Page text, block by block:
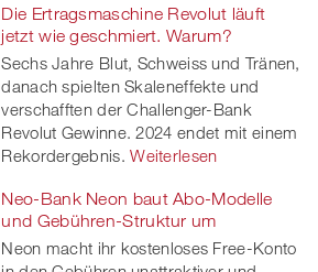
Die Ertragsmaschine Revolut läuft
jetzt wie geschmiert. Warum?
Sechs Jahre Blut, Schweiss und Tränen,
danach spielten Skaleneffekte und
verschafften der Challenger-Bank
Revolut Gewinne. 2024 endet mit einem
Rekordergebnis. Weiterlesen
Neo-Bank Neon baut Abo-Modelle
und Gebühren-Struktur um
Neon macht ihr kostenloses Free-Konto